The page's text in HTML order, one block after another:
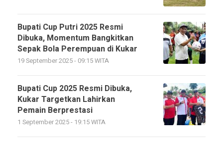
Bupati Cup Putri 2025 Resmi
Dibuka, Momentum Bangkitkan
Sepak Bola Perempuan di Kukar
19 September 2025 - 09:15 WITA
Bupati Cup 2025 Resmi Dibuka,
Kukar Targetkan Lahirkan
Pemain Berprestasi
1 September 2025 - 19:15 WITA